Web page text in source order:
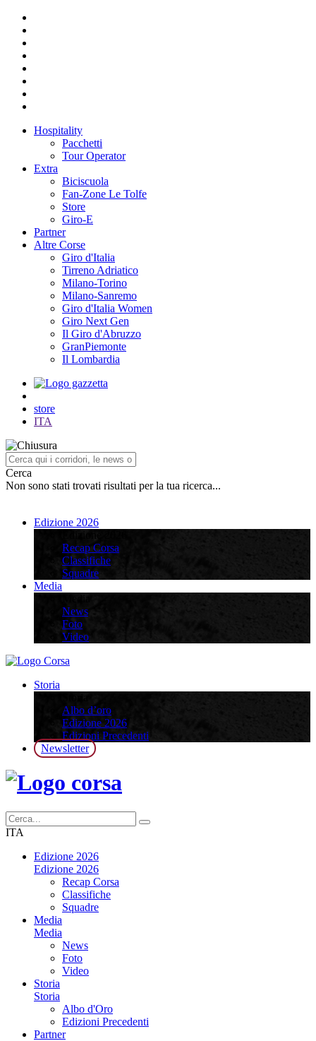
Hospitality
Pacchetti
Tour Operator
Extra
Biciscuola
Fan-Zone Le Tolfe
Store
Giro-E
Partner
Altre Corse
Giro d'Italia
Tirreno Adriatico
Milano-Torino
Milano-Sanremo
Giro d'Italia Women
Giro Next Gen
Il Giro d'Abruzzo
GranPiemonte
Il Lombardia
store
ITA
Cerca
Non sono stati trovati risultati per la tua ricerca...
Edizione 2026
Recap Corsa
Classifiche
Squadre
Media
News
Foto
Video
Storia
Albo d’oro
Edizione 2026
Edizioni Precedenti
Newsletter
ITA
Edizione 2026
Edizione 2026
Recap Corsa
Classifiche
Squadre
Media
Media
News
Foto
Video
Storia
Storia
Albo d'Oro
Edizioni Precedenti
Partner